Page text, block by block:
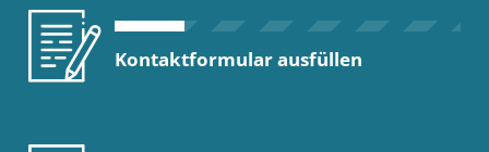
Kontaktformular ausfüllen